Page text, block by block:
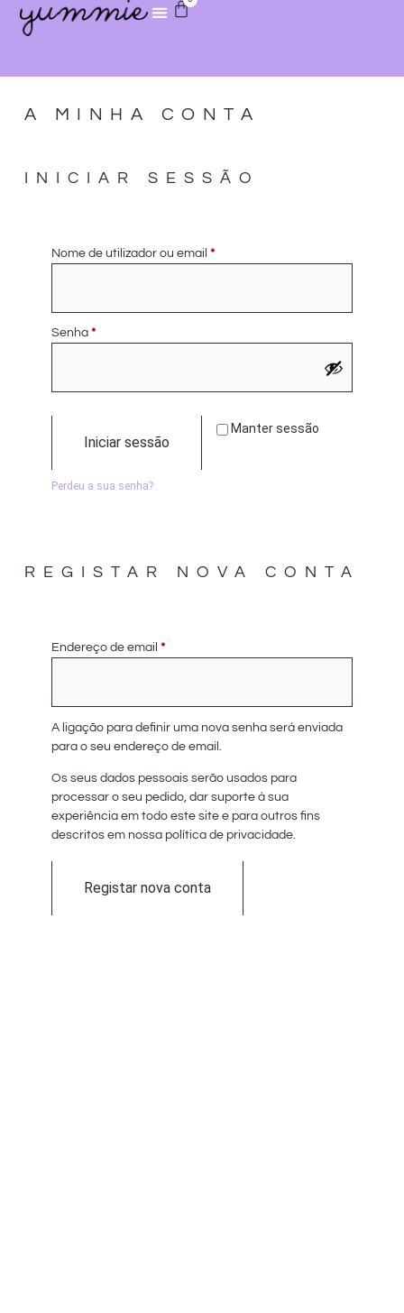
A MINHA CONTA
INICIAR SESSÃO
Nome de utilizador ou email *
Senha *
Manter sessão
Iniciar sessão
Perdeu a sua senha?
REGISTAR NOVA CONTA
Endereço de email *
A ligação para definir uma nova senha será enviada
para o seu endereço de email.
Os seus dados pessoais serão usados para
processar o seu pedido, dar suporte à sua
experiência em todo este site e para outros fins
descritos em nossa política de privacidade.
Registar nova conta